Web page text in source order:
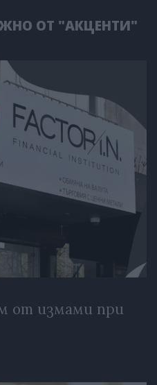
ОТ "АКЦЕНТИ"
от измами при